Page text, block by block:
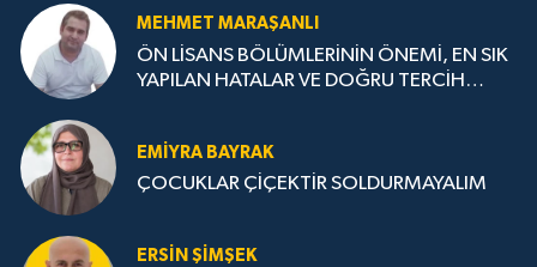
MEHMET MARAŞANLI
ÖN LİSANS BÖLÜMLERİNİN ÖNEMİ, EN SIK
YAPILAN HATALAR VE DOĞRU TERCİH
EMIYRA BAYRAK
ÇOCUKLAR ÇİÇEKTİR SOLDURMAYALIM
ERSIN ŞIMŞEK